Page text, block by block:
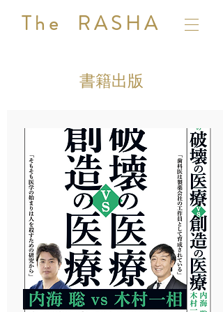
T h e R A S H A
書籍出版